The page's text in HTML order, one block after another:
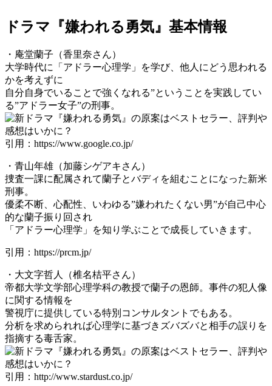
ドラマ『嫌われる勇気』基本情報
・庵堂蘭子（香里奈さん）
大学時代に「アドラー心理学」を学び、他人にどう思われる
かを考えずに
自分自身でいることで強くなれる”ということを実践してい
る”アドラー女子”の刑事。
引用：https://www.google.co.jp/
・青山年雄（加藤シゲアキさん）
捜査一課に配属されて蘭子とバディを組むことになった新米
刑事。
優柔不断、心配性、いわゆる”嫌われたくない男”が自己中心
的な蘭子振り回され
「アドラー心理学」を知り学ぶことで成長していきます。
引用：https://prcm.jp/
・大文字哲人（椎名桔平さん）
帝都大学文学部心理学科の教授で蘭子の恩師。事件の犯人像
に関する情報を
警視庁に提供している特別コンサルタントでもある。
分析を求められれば心理学に基づきズバズバと相手の誤りを
指摘する毒舌家。
引用：http://www.stardust.co.jp/